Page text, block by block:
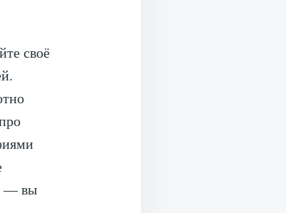
своё
— вы